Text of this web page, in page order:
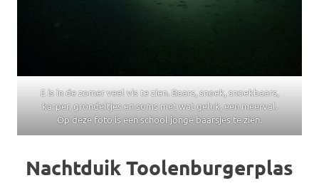
E is in de zomer veel vis te zien. Baars, snoek, snoekbaars,
karper, grondeltjes en soms met wat geluk, een meerval.
Op deze foto is een school jonge baarsjes te zien.
Nachtduik Toolenburgerplas